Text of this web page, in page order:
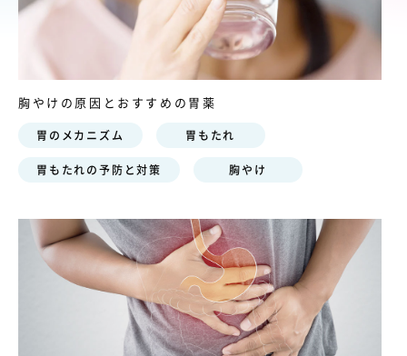
胸やけの原因とおすすめの胃薬
胃のメカニズム 胃もたれ
胃もたれの予防と対策 胸やけ